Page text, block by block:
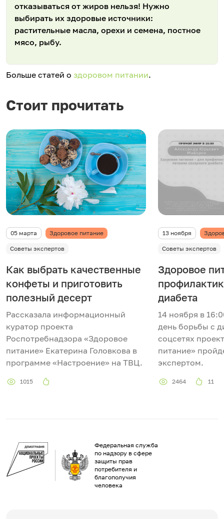
отказываться от жиров нельзя! Нужно
выбирать их здоровые источники:
растительные масла, орехи и семена, постное
мясо, рыбу.
Больше статей о здоровом питании.
Стоит прочитать
05 марта Здоровое питание
Советы экспертов
Как выбрать качественные
конфеты и приготовить
полезный десерт
Рассказала информационный
куратор проекта
Роспотребнадзора «Здоровое
питание» Екатерина Головкова в
программе «Настроение» на ТВЦ.
1015
13 ноября
Советы экспертов
Здоровое
диабета
14 ноября в
день борьбы с
соцсетях
питание»
экспертом.
2464 11
Федеральная служба
по надзору в сфере
защиты прав
потребителя и
благополучия
человека